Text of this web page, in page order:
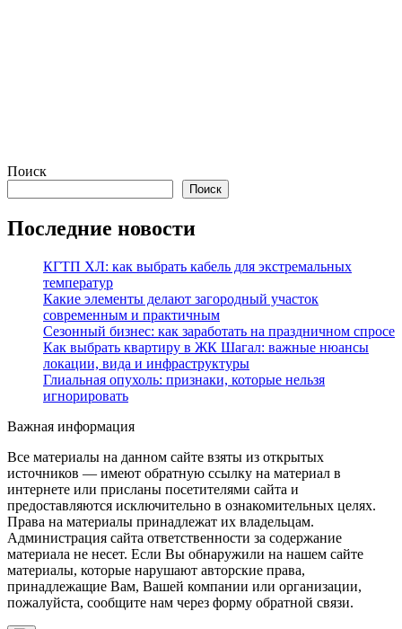
Поиск
Поиск
Последние новости
КГТП ХЛ: как выбрать кабель для экстремальных
температур
Какие элементы делают загородный участок
современным и практичным
Сезонный бизнес: как заработать на праздничном спросе
Как выбрать квартиру в ЖК Шагал: важные нюансы
локации, вида и инфраструктуры
Глиальная опухоль: признаки, которые нельзя
игнорировать
Важная информация
Все материалы на данном сайте взяты из открытых
источников — имеют обратную ссылку на материал в
интернете или присланы посетителями сайта и
предоставляются исключительно в ознакомительных целях.
Права на материалы принадлежат их владельцам.
Администрация сайта ответственности за содержание
материала не несет. Если Вы обнаружили на нашем сайте
материалы, которые нарушают авторские права,
принадлежащие Вам, Вашей компании или организации,
пожалуйста, сообщите нам через форму обратной связи.